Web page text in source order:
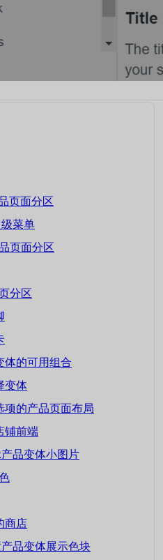
页面分区
菜单
页面分区
分区
体的可用组合
变体
项的产品页面布局
铺前端
产品变体小图片
商店
产品变体展示色块